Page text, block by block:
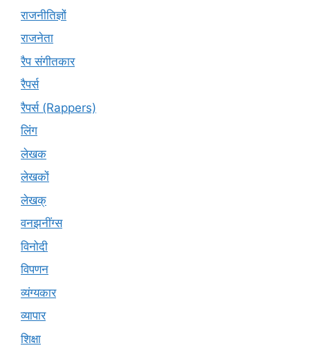
राजनीतिज्ञों
राजनेता
रैप संगीतकार
रैपर्स
रैपर्स (Rappers)
लिंग
लेखक
लेखकों
लेखक्
वनझनींग्स
विनोदी
विपणन
व्यंग्यकार
व्यापार
शिक्षा